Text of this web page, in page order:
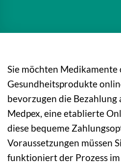
Sie möchten Medikamente
Gesundheitsprodukte
bevorzugen die Bezahlung
Medpex, eine etablierte
diese bequeme
Voraussetzungen müssen
funktioniert der Prozess